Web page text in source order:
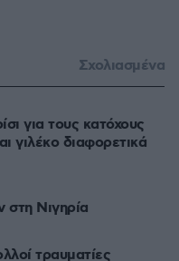
Σχολιασμένα
για τους κατόχους
γιλέκο διαφορετικά
στη Νιγηρία
τραυματίες